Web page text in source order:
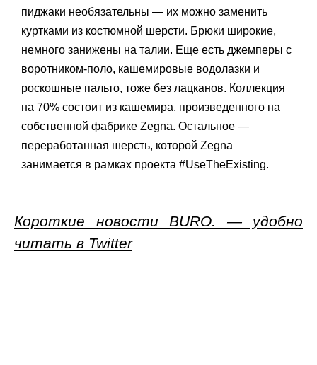
пиджаки необязательны — их можно заменить
куртками из костюмной шерсти. Брюки широкие,
немного занижены на талии. Еще есть джемперы с
воротником-поло, кашемировые водолазки и
роскошные пальто, тоже без лацканов. Коллекция
на 70% состоит из кашемира, произведенного на
собственной фабрике Zegna. Остальное —
переработанная шерсть, которой Zegna
занимается в рамках проекта #UseTheExisting.
Короткие новости BURO. — удобно
читать в Twitter